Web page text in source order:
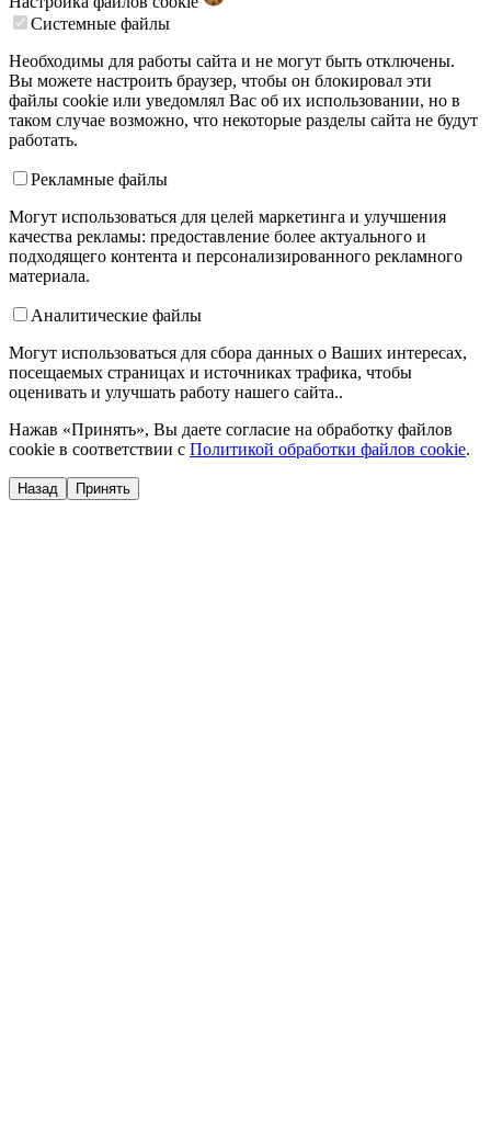
Системные файлы
Необходимы для работы сайта и не могут быть отключены.
Вы можете настроить браузер, чтобы он блокировал эти
файлы cookie или уведомлял Вас об их использовании, но в
таком случае возможно, что некоторые разделы сайта не будут
работать.
Рекламные файлы
Могут использоваться для целей маркетинга и улучшения
качества рекламы: предоставление более актуального и
подходящего контента и персонализированного рекламного
материала.
Аналитические файлы
Могут использоваться для сбора данных о Ваших интересах,
посещаемых страницах и источниках трафика, чтобы
оценивать и улучшать работу нашего сайта..
Нажав «Принять», Вы даете согласие на обработку файлов
cookie в соответствии с Политикой обработки файлов cookie.
Назад Принять